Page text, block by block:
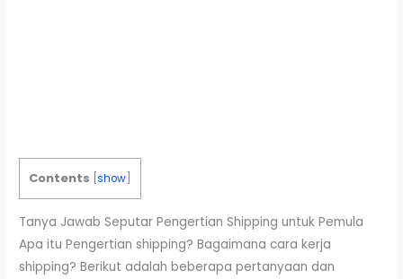
Contents [show
Tanya Jawab Seputar Pengertian Shipping untuk Pemula
Apa itu Pengertian shipping? Bagaimana cara kerja
shipping? Berikut adalah beberapa pertanyaan dan